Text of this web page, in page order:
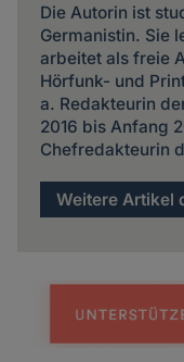
Die Autorin ist
Germanistin. Sie
arbeitet als freie
Hörfunk- und
a. Redakteurin
2016 bis Anfang
Chefredakteurin
Weitere Artikel